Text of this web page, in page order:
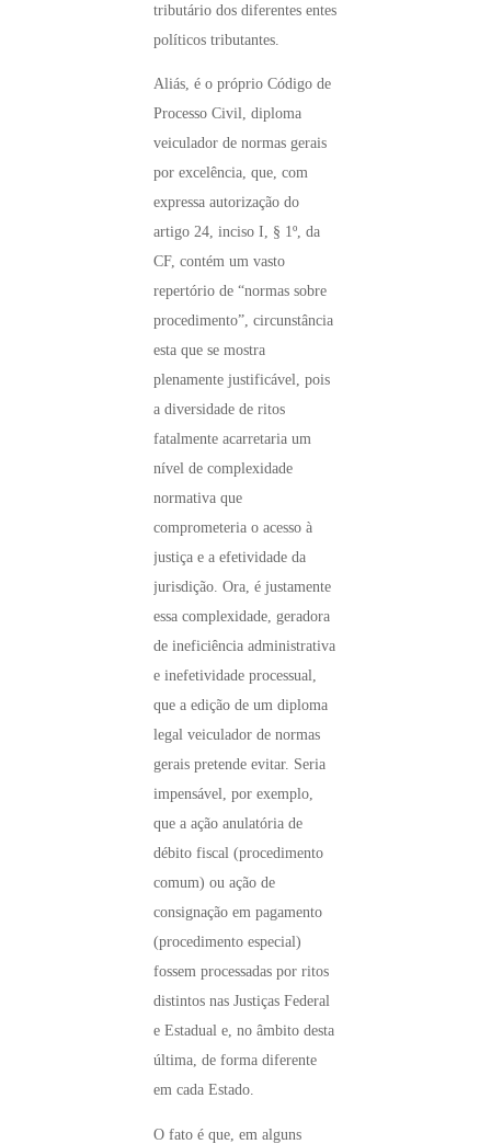
tributário dos diferentes entes
políticos tributantes.
Aliás, é o próprio Código de
Processo Civil, diploma
veiculador de normas gerais
por excelência, que, com
expressa autorização do
artigo 24, inciso I, § 1º, da
CF, contém um vasto
repertório de “normas sobre
procedimento”, circunstância
esta que se mostra
plenamente justificável, pois
a diversidade de ritos
fatalmente acarretaria um
nível de complexidade
normativa que
comprometeria o acesso à
justiça e a efetividade da
jurisdição. Ora, é justamente
essa complexidade, geradora
de ineficiência administrativa
e inefetividade processual,
que a edição de um diploma
legal veiculador de normas
gerais pretende evitar. Seria
impensável, por exemplo,
que a ação anulatória de
débito fiscal (procedimento
comum) ou ação de
consignação em pagamento
(procedimento especial)
fossem processadas por ritos
distintos nas Justiças Federal
e Estadual e, no âmbito desta
última, de forma diferente
em cada Estado.
O fato é que, em alguns